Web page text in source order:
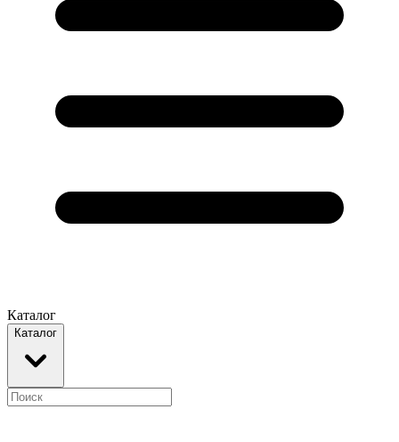
Каталог
Каталог